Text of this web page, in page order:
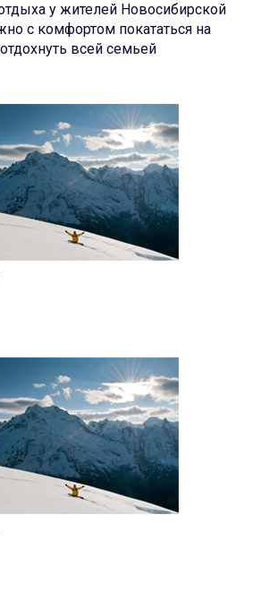
у жителей Новосибирской
с комфортом покататься на
всей семьей